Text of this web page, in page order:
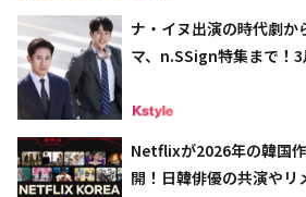
ナ・イヌ出演の時代劇か
マ、n.SSign特集まで！
Netflixが2026年の韓国
開！日韓俳優の共演や